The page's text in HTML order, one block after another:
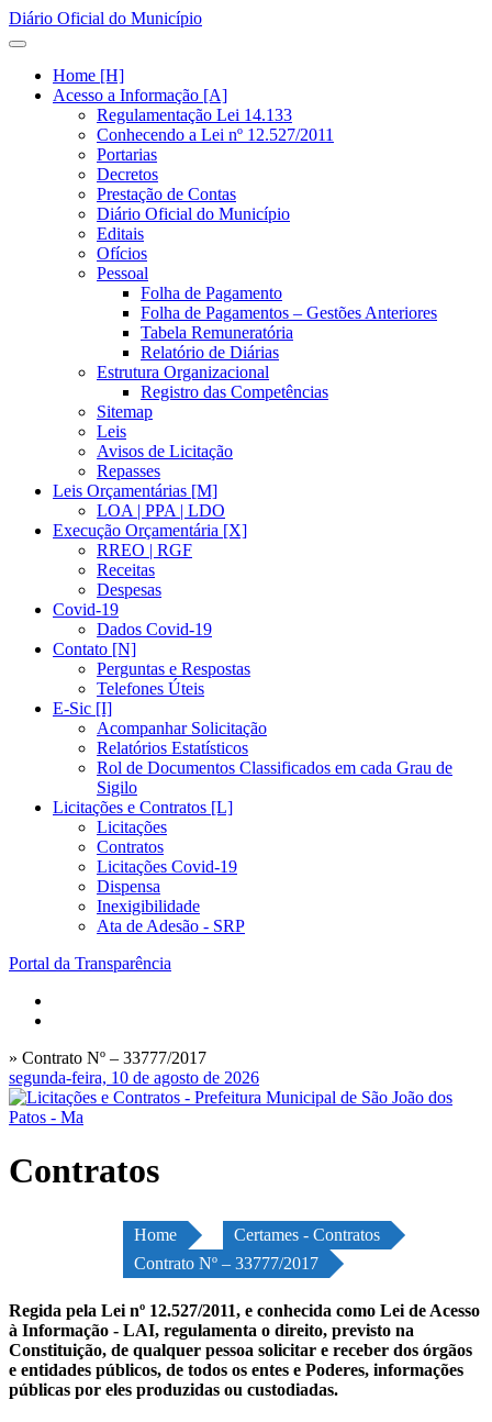
Diário Oficial do Município
Home [H]
Acesso a Informação [A]
Regulamentação Lei 14.133
Conhecendo a Lei nº 12.527/2011
Portarias
Decretos
Prestação de Contas
Diário Oficial do Município
Editais
Ofícios
Pessoal
Folha de Pagamento
Folha de Pagamentos – Gestões Anteriores
Tabela Remuneratória
Relatório de Diárias
Estrutura Organizacional
Registro das Competências
Sitemap
Leis
Avisos de Licitação
Repasses
Leis Orçamentárias [M]
LOA | PPA | LDO
Execução Orçamentária [X]
RREO | RGF
Receitas
Despesas
Covid-19
Dados Covid-19
Contato [N]
Perguntas e Respostas
Telefones Úteis
E-Sic [I]
Acompanhar Solicitação
Relatórios Estatísticos
Rol de Documentos Classificados em cada Grau de
Sigilo
Licitações e Contratos [L]
Licitações
Contratos
Licitações Covid-19
Dispensa
Inexigibilidade
Ata de Adesão - SRP
Portal da Transparência
» Contrato Nº – 33777/2017
segunda-feira, 10 de agosto de 2026
Contratos
Home
Certames - Contratos
Contrato Nº – 33777/2017
Regida pela Lei nº 12.527/2011, e conhecida como Lei de Acesso
à Informação - LAI, regulamenta o direito, previsto na
Constituição, de qualquer pessoa solicitar e receber dos órgãos
e entidades públicos, de todos os entes e Poderes, informações
públicas por eles produzidas ou custodiadas.